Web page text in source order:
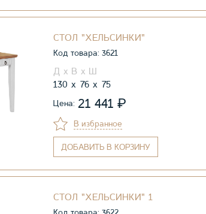
СТОЛ "ХЕЛЬСИНКИ"
Код товара: 3621
130 76 75
Цена: 21 441 ₽
В избранное
ДОБАВИТЬ В КОРЗИНУ
СТОЛ "ХЕЛЬСИНКИ" 1